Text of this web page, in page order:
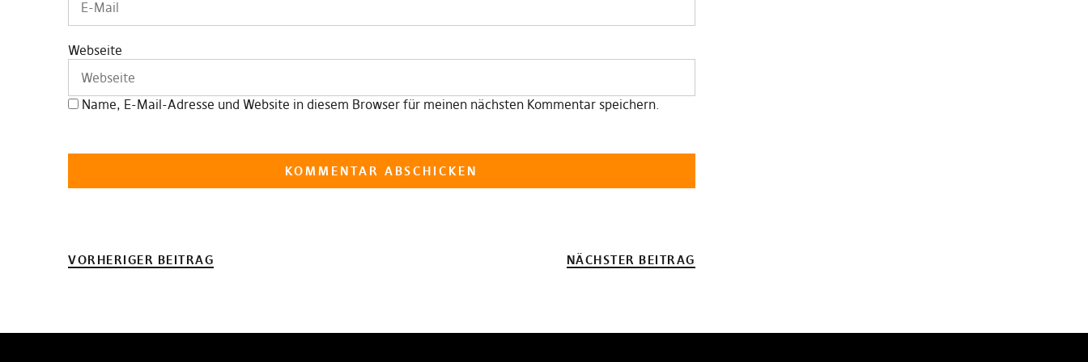
Webseite
Name, E-Mail-Adresse und Website in diesem Browser für meinen nächsten Kommentar speichern.
VORHERIGER BEITRAG NÄCHSTER BEITRAG